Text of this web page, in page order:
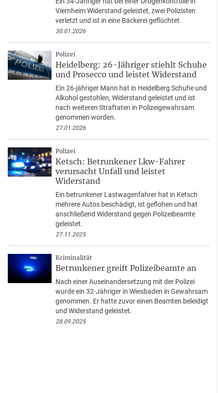
Viernheim Widerstand geleistet, zwei Polizisten
verletzt und ist in eine Bäckerei geflüchtet.
30.01.2026
Polizei
Heidelberg: 26-Jähriger stiehlt Schuhe
und Prosecco und leistet Widerstand
Ein 26-jähriger Mann hat in Heidelberg Schuhe und
Alkohol gestohlen, Widerstand geleistet und ist
nach weiteren Straftaten in Polizeigewahrsam
genommen worden.
27.01.2026
Polizei
Ketsch: Betrunkener Lkw-Fahrer
verursacht Unfall und leistet
Widerstand
Ein betrunkener Lastwagenfahrer hat in Ketsch
mehrere Autos beschädigt, ist geflohen und hat
anschließend Widerstand gegen Polizeibeamte
geleistet.
27.11.2025
Kriminalität
Betrunkener greift Polizeibeamte an
Nach einer Auseinandersetzung mit der Polizei
wurde ein 32-Jähriger in Wiesbaden in Gewahrsam
genommen. Er hatte zuvor einen Beamten beleidigt
und Widerstand geleistet.
28.09.2025